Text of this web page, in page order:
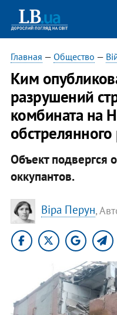
Главная — Общество —
Ким
разрушений
комбината на
Объект подвергся
оккупантов.
Віра Перун,